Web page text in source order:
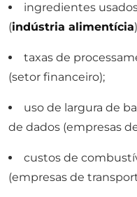
ingredientes
(indústria alimentícia
taxas de
(setor financeiro);
uso de largura de
de dados (empresas
custos de
(empresas de